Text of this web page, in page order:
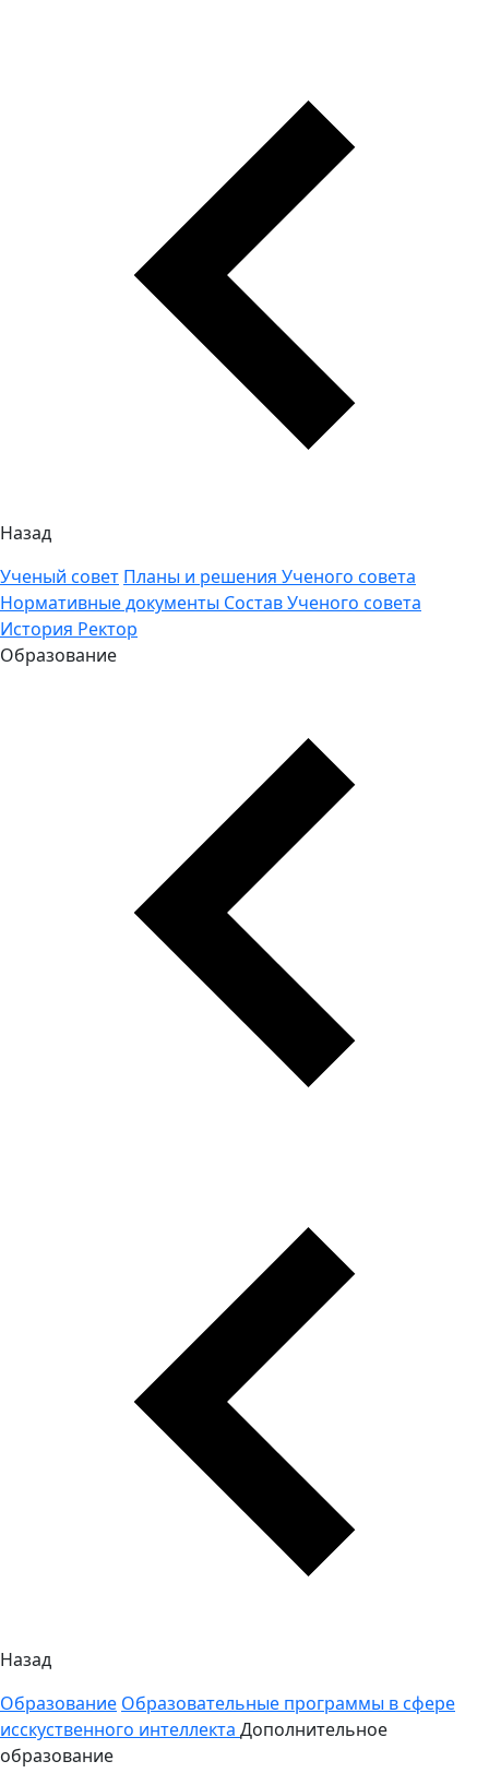
Назад
Ученый совет Планы и решения Ученого совета
Нормативные документы Состав Ученого совета
История Ректор
Образование
Назад
Образование Образовательные программы в сфере
исскуственного интеллекта Дополнительное
образование